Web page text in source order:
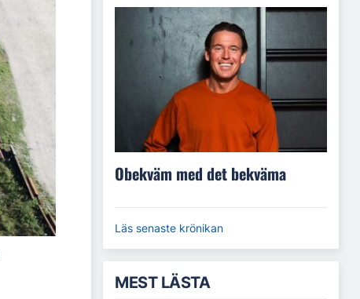
Obekväm med det bekväma
Läs senaste krönikan
MEST LÄSTA